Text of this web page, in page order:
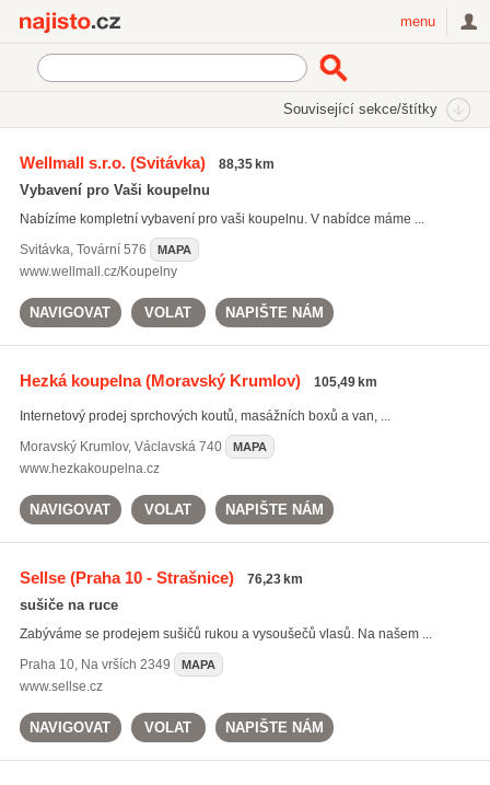
menu
Související sekce/štítky
On-line prodej koupelnového vybavení a sanitární techniky
Wellmall s.r.o.(Svitávka) 88,35 km
Vybavení pro Vaši koupelnu
Nabízíme kompletní vybavení pro vaši koupelnu. V nabídce máme ...
Svitávka, Tovární 576 MAPA
www.wellmall.cz/Koupelny
NAVIGOVAT VOLAT NAPIŠTE NÁM
Hezká koupelna(Moravský Krumlov) 105,49 km
Internetový prodej sprchových koutů, masážních boxů a van, ...
Moravský Krumlov, Václavská 740 MAPA
www.hezkakoupelna.cz
NAVIGOVAT VOLAT NAPIŠTE NÁM
Sellse(Praha 10 - Strašnice) 76,23 km
sušiče na ruce
Zabýváme se prodejem sušičů rukou a vysoušečů vlasů. Na našem ...
Praha 10, Na vrších 2349 MAPA
www.sellse.cz
NAVIGOVAT VOLAT NAPIŠTE NÁM